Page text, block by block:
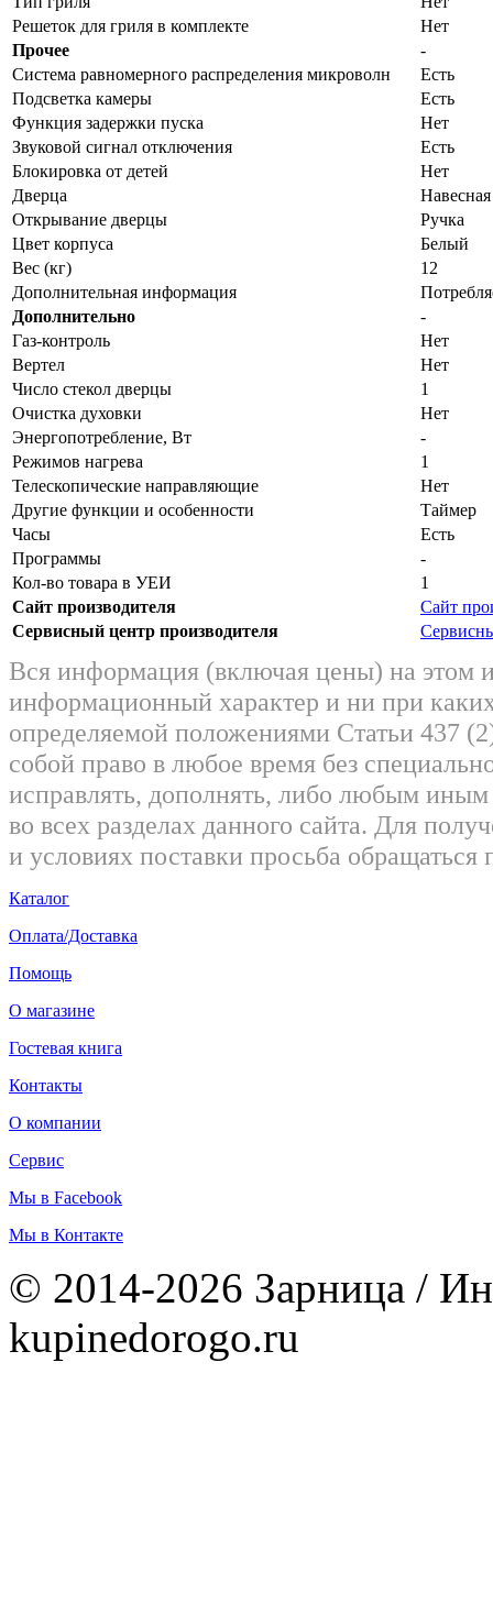
Решеток для гриля в комплекте
Нет
Прочее
-
Система равномерного распределения микроволн
Есть
Подсветка камеры
Есть
Функция задержки пуска
Нет
Звуковой сигнал отключения
Есть
Блокировка от детей
Нет
Дверца
Навесная
Открывание дверцы
Ручка
Цвет корпуса
Белый
Вес (кг)
12
Дополнительная информация
Дополнительно
-
Газ-контроль
Нет
Вертел
Нет
Число стекол дверцы
1
Очистка духовки
Нет
Энергопотребление, Вт
-
Режимов нагрева
1
Телескопические направляющие
Нет
Другие функции и особенности
Таймер
Часы
Есть
Программы
-
Кол-во товара в УЕИ
1
Сайт производителя
Сайт
Сервисный центр производителя
Вся информация (включая цены) на этом
информационный характер и ни при
определяемой положениями Статьи 437
собой право в любое время без
исправлять, дополнять, либо любым
во всех разделах данного сайта. Для
и условиях поставки просьба
Каталог
Оплата/Доставка
Помощь
О магазине
Гостевая книга
Контакты
О компании
Сервис
Мы в Facebook
Мы в Контакте
© 2014-2026 Зарница /
kupinedorogo.ru